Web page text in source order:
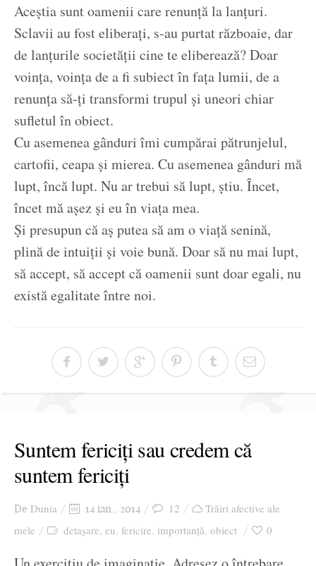
Aceștia sunt oamenii care renunță la lanțuri.
Sclavii au fost eliberați, s-au purtat războaie, dar
de lanțurile societății cine te eliberează? Doar
voința, voința de a fi subiect în fața lumii, de a
renunța să-ți transformi trupul și uneori chiar
sufletul în obiect.
Cu asemenea gânduri îmi cumpărai pătrunjelul,
cartofii, ceapa și mierea. Cu asemenea gânduri mă
lupt, încă lupt. Nu ar trebui să lupt, știu. Încet,
încet mă așez și eu în viața mea.
Și presupun că aș putea să am o viață senină,
plină de intuiții și voie bună. Doar să nu mai lupt,
să accept, să accept că oamenii sunt doar egali, nu
există egalitate între noi.
Suntem fericiți sau credem că
suntem fericiți
De Dunia 14 ian., 2014 12
Trăiri afective ale
mele
detașare, eu, fericire, importanță, obiect 0